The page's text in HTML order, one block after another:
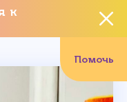
к
Помочь
хотите